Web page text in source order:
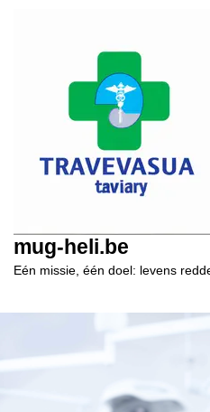
mug-heli.be
Eén missie, één doel: levens